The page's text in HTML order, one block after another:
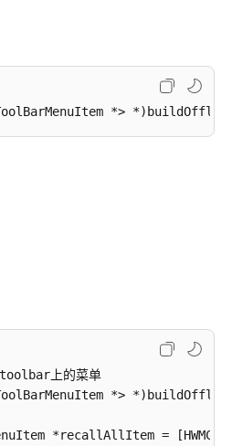
上的菜单
*>
*recallAllItem =